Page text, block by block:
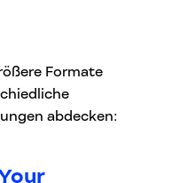
Formate
abdecken: